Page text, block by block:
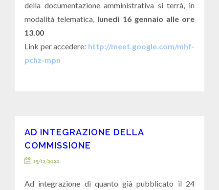
della documentazione amministrativa si terrà, in
modalità telematica, lunedi 16 gennaio alle ore
13.00
Link per accedere: http://meet.google.com/mhf-
pchz-mpn
AD INTEGRAZIONE DELLA
COMMISSIONE
15/12/2022
Ad integrazione di quanto già pubblicato il 24